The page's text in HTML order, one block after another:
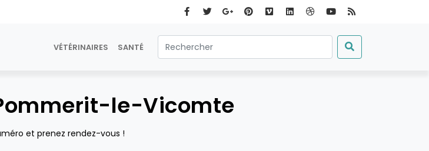
VÉTÉRINAIRES SANTÉ
le-Vicomte
et prenez rendez-vous !